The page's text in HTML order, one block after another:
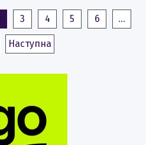
3 4 5 6 …
Наступна